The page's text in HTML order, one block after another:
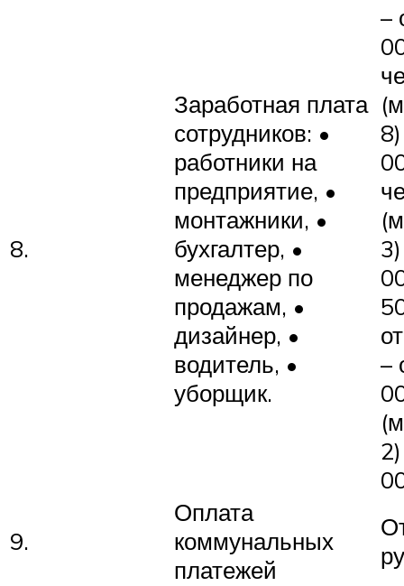
8.
Заработная плата
сотрудников: •
работники на
предприятие, •
монтажники, •
бухгалтер, •
менеджер по
продажам, •
дизайнер, •
водитель, •
уборщик.
–
–
9.
Оплата
коммунальных
платежей